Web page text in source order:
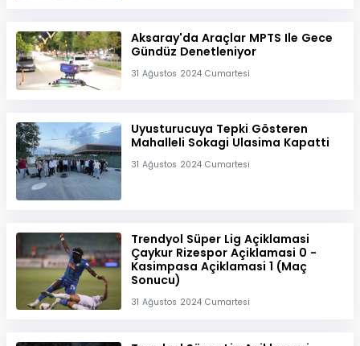
Aksaray'da Araçlar MPTS Ile Gece
Gündüz Denetleniyor
31 Ağustos 2024 Cumartesi
Uyusturucuya Tepki Gösteren
Mahalleli Sokagi Ulasima Kapatti
31 Ağustos 2024 Cumartesi
Trendyol Süper Lig Açiklamasi
Çaykur Rizespor Açiklamasi 0 -
Kasimpasa Açiklamasi 1 (Maç
Sonucu)
31 Ağustos 2024 Cumartesi